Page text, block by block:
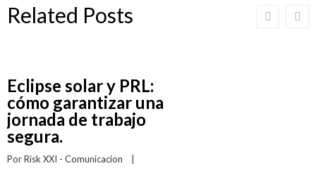
Related Posts
Eclipse solar y PRL:
cómo garantizar una
jornada de trabajo
segura.
Por Risk XXI - Comunicacion